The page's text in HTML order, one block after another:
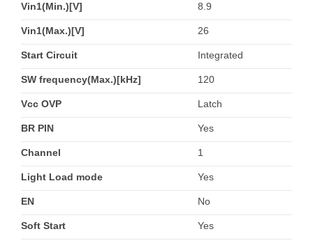
Vin1(Min.)[V] 8.9
Vin1(Max.)[V] 26
Start Circuit Integrated
SW frequency(Max.)[kHz] 120
Vcc OVP Latch
BR PIN Yes
Channel 1
Light Load mode Yes
EN No
Soft Start Yes